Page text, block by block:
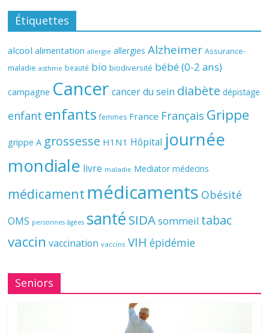
Étiquettes
alcool alimentation allergie allergies Alzheimer Assurance-
maladie asthme beauté bio biodiversité bébé (0-2 ans)
campagne Cancer cancer du sein diabète dépistage
enfant enfants femmes France Français Grippe
grippe A grossesse H1N1 Hôpital journée
mondiale livre maladie Mediator médecins
médicament médicaments Obésité
OMS personnes âgées santé SIDAsommeil tabac
vaccin vaccination vaccins VIH épidémie
Seniors